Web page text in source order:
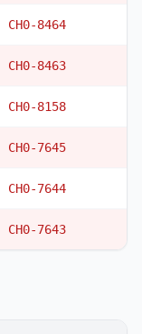
CH0-8464
CH0-8463
CH0-8158
CH0-7645
CH0-7644
CH0-7643